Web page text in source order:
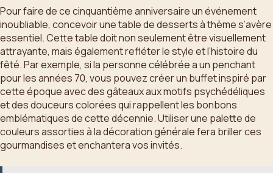
Pour faire de ce cinquantième anniversaire un événement
inoubliable, concevoir une table de desserts à thème s’avère
essentiel. Cette table doit non seulement être visuellement
attrayante, mais également refléter le style et l’histoire du
fêté. Par exemple, si la personne célébrée a un penchant
pour les années 70, vous pouvez créer un buffet inspiré par
cette époque avec des gâteaux aux motifs psychédéliques
et des douceurs colorées qui rappellent les bonbons
emblématiques de cette décennie. Utiliser une palette de
couleurs assorties à la décoration générale fera briller ces
gourmandises et enchantera vos invités.